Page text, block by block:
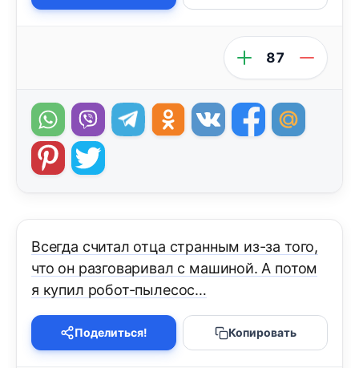
87
Всегда считал отца странным из-за того,
что он разговаривал с машиной. А потом
я купил робот-пылесос…
Поделиться! Копировать